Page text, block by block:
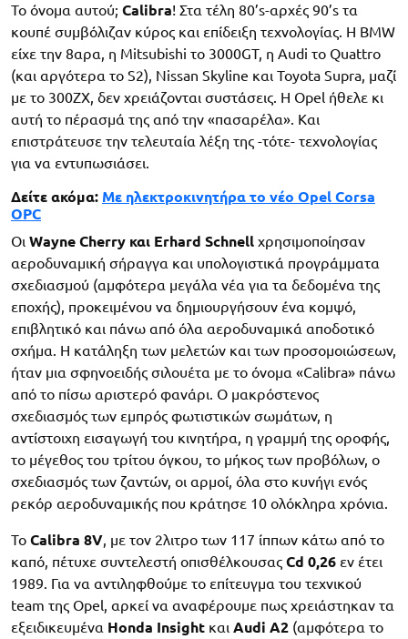
Το όνομα αυτού; Calibra! Στα τέλη 80’s-αρχές 90’s τα
κουπέ συμβόλιζαν κύρος και επίδειξη τεχνολογίας. Η BMW
είχε την 8αρα, η Mitsubishi το 3000GT, η Audi το Quattro
(και αργότερα το S2), Nissan Skyline και Toyota Supra, μαζί
με το 300ZX, δεν χρειάζονται συστάσεις. Η Opel ήθελε κι
αυτή το πέρασμά της από την «πασαρέλα». Και
επιστράτευσε την τελευταία λέξη της -τότε- τεχνολογίας
για να εντυπωσιάσει.
Δείτε ακόμα: Με ηλεκτροκινητήρα το νέο Opel Corsa
OPC
Οι Wayne Cherry και Erhard Schnell χρησιμοποίησαν
αεροδυναμική σήραγγα και υπολογιστικά προγράμματα
σχεδιασμού (αμφότερα μεγάλα νέα για τα δεδομένα της
εποχής), προκειμένου να δημιουργήσουν ένα κομψό,
επιβλητικό και πάνω από όλα αεροδυναμικά αποδοτικό
σχήμα. Η κατάληξη των μελετών και των προσομοιώσεων,
ήταν μια σφηνοειδής σιλουέτα με το όνομα «Calibra» πάνω
από το πίσω αριστερό φανάρι. Ο μακρόστενος
σχεδιασμός των εμπρός φωτιστικών σωμάτων, η
αντίστοιχη εισαγωγή του κινητήρα, η γραμμή της οροφής,
το μέγεθος του τρίτου όγκου, το μήκος των προβόλων, ο
σχεδιασμός των ζαντών, οι αρμοί, όλα στο κυνήγι ενός
ρεκόρ αεροδυναμικής που κράτησε 10 ολόκληρα χρόνια.
Το Calibra 8V, με τον 2λιτρο των 117 ίππων κάτω από το
καπό, πέτυχε συντελεστή οπισθέλκουσας Cd 0,26 εν έτει
1989. Για να αντιληφθούμε το επίτευγμα του τεχνικού
team της Opel, αρκεί να αναφέρουμε πως χρειάστηκαν τα
εξειδικευμένα Honda Insight και Audi A2 (αμφότερα το